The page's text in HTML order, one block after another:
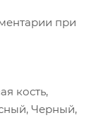
при
кость,
Черный,